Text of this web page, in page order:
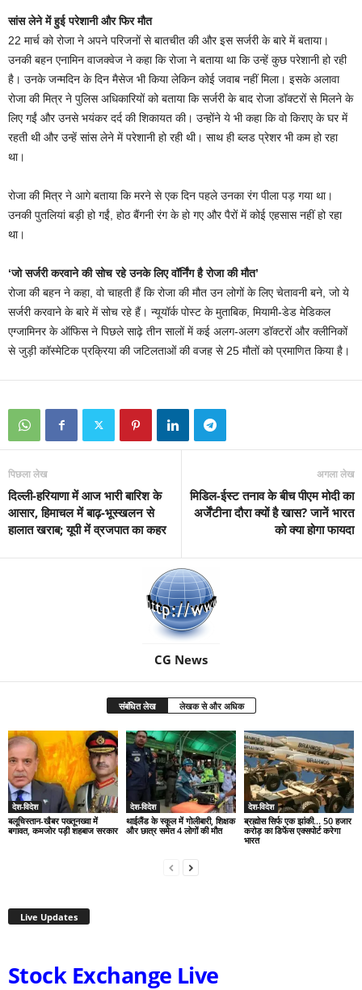
सांस लेने में हुई परेशानी और फिर मौत
22 मार्च को रोजा ने अपने परिजनों से बातचीत की और इस सर्जरी के बारे में बताया।
उनकी बहन एनामिन वाजक्वेज ने कहा कि रोजा ने बताया था कि उन्हें कुछ परेशानी हो रही
है। उनके जन्मदिन के दिन मैसेज भी किया लेकिन कोई जवाब नहीं मिला। इसके अलावा
रोजा की मित्र ने पुलिस अधिकारियों को बताया कि सर्जरी के बाद रोजा डॉक्टरों से मिलने के
लिए गईं और उनसे भयंकर दर्द की शिकायत की। उन्होंने ये भी कहा कि वो किराए के घर में
रहती थी और उन्हें सांस लेने में परेशानी हो रही थी। साथ ही ब्लड प्रेशर भी कम हो रहा
था।
रोजा की मित्र ने आगे बताया कि मरने से एक दिन पहले उनका रंग पीला पड़ गया था।
उनकी पुतलियां बड़ी हो गईं, होठ बैंगनी रंग के हो गए और पैरों में कोई एहसास नहीं हो रहा
था।
‘जो सर्जरी करवाने की सोच रहे उनके लिए वॉर्निंग है रोजा की मौत’
रोजा की बहन ने कहा, वो चाहती हैं कि रोजा की मौत उन लोगों के लिए चेतावनी बने, जो ये
सर्जरी करवाने के बारे में सोच रहे हैं। न्यूयॉर्क पोस्ट के मुताबिक, मियामी-डेड मेडिकल
एग्जामिनर के ऑफिस ने पिछले साढ़े तीन सालों में कई अलग-अलग डॉक्टरों और क्लीनिकों
से जुड़ी कॉस्मेटिक प्रक्रिया की जटिलताओं की वजह से 25 मौतों को प्रमाणित किया है।
पिछला लेख
दिल्ली-हरियाणा में आज भारी बारिश के
आसार, हिमाचल में बाढ़-भूस्खलन से
हालात खराब; यूपी में व्रजपात का कहर
अगला लेख
मिडिल-ईस्ट तनाव के बीच पीएम मोदी का
अर्जेंटीना दौरा क्यों है खास? जानें भारत
को क्या होगा फायदा
CG News
संबंधित लेख लेखक से और अधिक
देश-विदेश
बलूचिस्तान-खैबर पख्तूनख्वा में
बगावत, कमजोर पड़ी शहबाज सरकार
देश-विदेश
थाईलैंड के स्कूल में गोलीबारी, शिक्षक
और छात्र समेत 4 लोगों की मौत
देश-विदेश
ब्रह्मोस सिर्फ एक झांकी… 50 हजार
करोड़ का डिफेंस एक्सपोर्ट करेगा
भारत
Live Updates
Stock Exchange Live